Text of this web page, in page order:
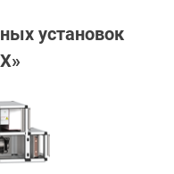
установок